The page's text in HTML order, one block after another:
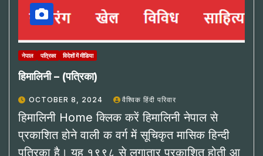
नेपाल पत्रिका विदेशों में मीडिया
हिमालिनी – (पत्रिका)
OCTOBER 8, 2024 वैश्विक हिंदी परिवार
हिमालिनी Home क्लिक करें हिमालिनी नेपाल से
प्रकाशित होने वाली क वर्ग में सूचिकृत मासिक हिन्दी
पत्रिका है। यह १९९८ से लगातार प्रकाशित होती आ